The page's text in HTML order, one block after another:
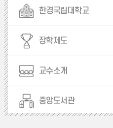
한경국립대학교
장학제도
교수소개
중앙도서관